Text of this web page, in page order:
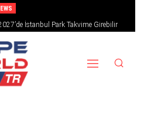
İstanbul Park Takvime Girebilir